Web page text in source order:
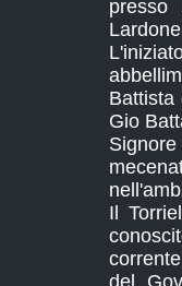
presso
Battista
Gio
Il